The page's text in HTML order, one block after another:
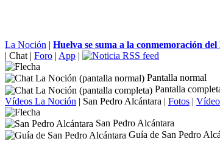
La Noción | Huelva se suma a la conmemoración
| Chat | Foro | App |
Pantalla normal
Pantalla
Vídeos La Noción | San Pedro Alcántara | Fotos |
San Pedro Alcántara
Guía de San Pedro